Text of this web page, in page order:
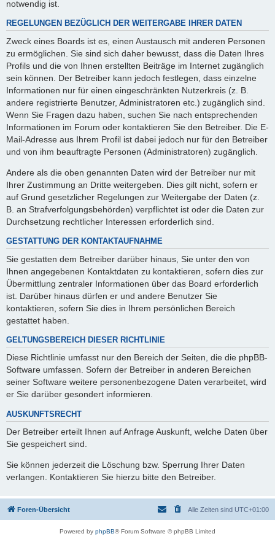
notwendig ist.
REGELUNGEN BEZÜGLICH DER WEITERGABE IHRER DATEN
Zweck eines Boards ist es, einen Austausch mit anderen Personen
zu ermöglichen. Sie sind sich daher bewusst, dass die Daten Ihres
Profils und die von Ihnen erstellten Beiträge im Internet zugänglich
sein können. Der Betreiber kann jedoch festlegen, dass einzelne
Informationen nur für einen eingeschränkten Nutzerkreis (z. B.
andere registrierte Benutzer, Administratoren etc.) zugänglich sind.
Wenn Sie Fragen dazu haben, suchen Sie nach entsprechenden
Informationen im Forum oder kontaktieren Sie den Betreiber. Die E-
Mail-Adresse aus Ihrem Profil ist dabei jedoch nur für den Betreiber
und von ihm beauftragte Personen (Administratoren) zugänglich.
Andere als die oben genannten Daten wird der Betreiber nur mit
Ihrer Zustimmung an Dritte weitergeben. Dies gilt nicht, sofern er
auf Grund gesetzlicher Regelungen zur Weitergabe der Daten (z.
B. an Strafverfolgungsbehörden) verpflichtet ist oder die Daten zur
Durchsetzung rechtlicher Interessen erforderlich sind.
GESTATTUNG DER KONTAKTAUFNAHME
Sie gestatten dem Betreiber darüber hinaus, Sie unter den von
Ihnen angegebenen Kontaktdaten zu kontaktieren, sofern dies zur
Übermittlung zentraler Informationen über das Board erforderlich
ist. Darüber hinaus dürfen er und andere Benutzer Sie
kontaktieren, sofern Sie dies in Ihrem persönlichen Bereich
gestattet haben.
GELTUNGSBEREICH DIESER RICHTLINIE
Diese Richtlinie umfasst nur den Bereich der Seiten, die die phpBB-
Software umfassen. Sofern der Betreiber in anderen Bereichen
seiner Software weitere personenbezogene Daten verarbeitet, wird
er Sie darüber gesondert informieren.
AUSKUNFTSRECHT
Der Betreiber erteilt Ihnen auf Anfrage Auskunft, welche Daten über
Sie gespeichert sind.
Sie können jederzeit die Löschung bzw. Sperrung Ihrer Daten
verlangen. Kontaktieren Sie hierzu bitte den Betreiber.
Foren-Übersicht Alle Zeiten sind UTC+01:00
Powered by phpBB® Forum Software © phpBB Limited